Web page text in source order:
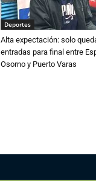
Deportes
Alta expectación: solo
entradas para final entre
Osorno y Puerto Varas